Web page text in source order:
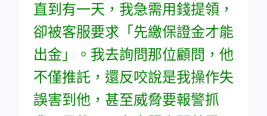
直到有一天，我急需用錢提領，
卻被客服要求「先繳保證金才能
出金」。我去詢問那位顧問，他
不僅推託，還反咬說是我操作失
誤害到他，甚至威脅要報警抓